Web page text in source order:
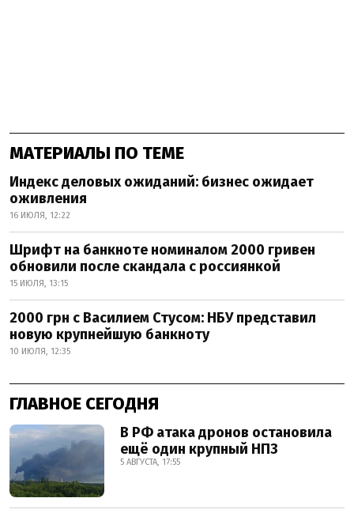
МАТЕРИАЛЫ ПО ТЕМЕ
Индекс деловых ожиданий: бизнес ожидает
оживления
16 ИЮЛЯ, 12:22
Шрифт на банкноте номиналом 2000 гривен
обновили после скандала с россиянкой
15 ИЮЛЯ, 13:15
2000 грн с Василием Стусом: НБУ представил
новую крупнейшую банкноту
10 ИЮЛЯ, 12:35
ГЛАВНОЕ СЕГОДНЯ
В РФ атака дронов остановила
ещё один крупный НПЗ
5 АВГУСТА, 17:55